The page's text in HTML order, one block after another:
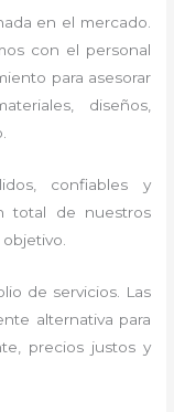
en el mercado.
con el personal
para asesorar
diseños,
confiables y
total de nuestros
objetivo.
de servicios. Las
alternativa para
precios justos y